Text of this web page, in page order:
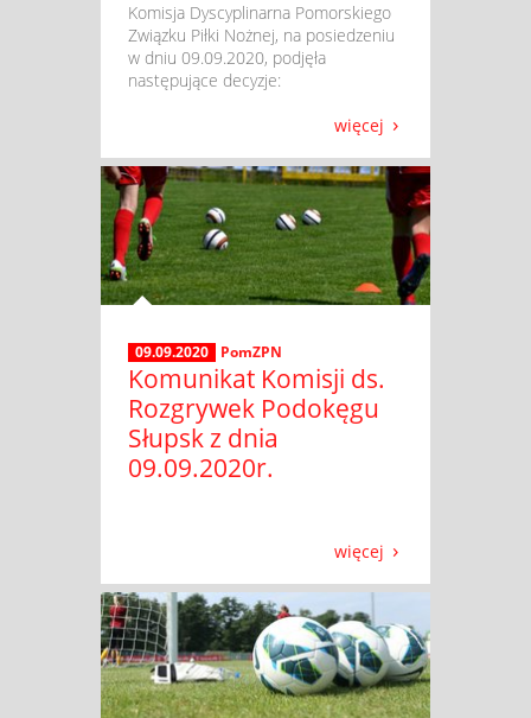
​ Komisja Dyscyplinarna Pomorskiego
Związku Piłki Nożnej, na posiedzeniu
w dniu 09.09.2020, podjęła
następujące decyzje:
więcej
09.09.2020 PomZPN
Komunikat Komisji ds.
Rozgrywek Podokęgu
Słupsk z dnia
09.09.2020r.
więcej